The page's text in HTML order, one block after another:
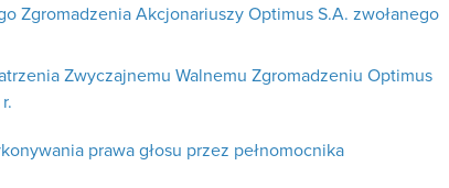
Zgromadzenia Akcjonariuszy Optimus S.A. zwołanego
Zwyczajnemu Walnemu Zgromadzeniu Optimus
prawa głosu przez pełnomocnika